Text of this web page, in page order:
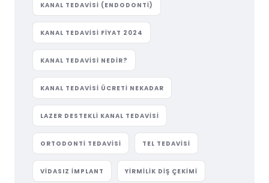
KANAL TEDAVISI (ENDODONTI)
KANAL TEDAVISI FIYAT 2024
KANAL TEDAVISI NEDIR?
KANAL TEDAVISI ÜCRETI NEKADAR
LAZER DESTEKLI KANAL TEDAVISI
ORTODONTI TEDAVISI TEL TEDAVISI
VIDASIZ IMPLANT YIRMILIK DIŞ ÇEKIMI